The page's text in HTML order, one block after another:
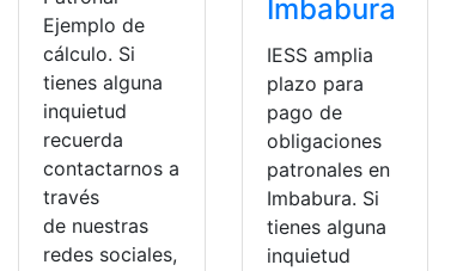
Ejemplo de
cálculo. Si
tienes alguna
inquietud
recuerda
contactarnos a
través
de nuestras
redes sociales,
Imbabura
IESS amplia
plazo para
pago de
obligaciones
patronales en
Imbabura. Si
tienes alguna
inquietud